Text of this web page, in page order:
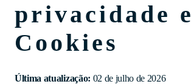
privacidade e
Cookies
Última atualização: 02 de julho de 2026